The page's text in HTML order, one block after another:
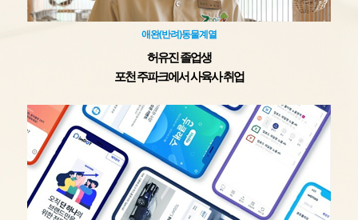
애완(반려)동물계열
허유진 졸업생
포천 주파크에서 사육사 취업